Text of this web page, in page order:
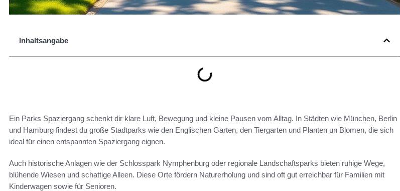
Inhaltsangabe
Ein Parks Spaziergang schenkt dir klare Luft, Bewegung und kleine Pausen vom Alltag. In Städten wie München, Berlin
und Hamburg findest du große Stadtparks wie den Englischen Garten, den Tiergarten und Planten un Blomen, die sich
ideal für einen entspannten Spaziergang eignen.
Auch historische Anlagen wie der Schlosspark Nymphenburg oder regionale Landschaftsparks bieten ruhige Wege,
blühende Wiesen und schattige Alleen. Diese Orte fördern Naturerholung und sind oft gut erreichbar für Familien mit
Kinderwagen sowie für Senioren.